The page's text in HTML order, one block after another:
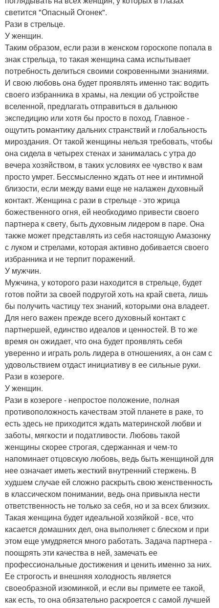
светится "Опасный Огонек".
Рази в стрельце.
У женщин.
Таким образом, если рази в женском гороскопе попала в
знак стрельца, то такая женщина сама испытывает
потребность делиться своими сокровенными знаниями.
И свою любовь она будет проявлять именно так: водить
своего избранника в храмы, на лекции об устройстве
вселенной, предлагать отправиться в дальнюю
экспедицию или хотя бы просто в поход. Главное -
ощутить романтику дальних странствий и глобальность
мироздания. От такой женщины нельзя требовать, чтобы
она сидела в четырех стенах и занималась с утра до
вечера хозяйством, в таких условиях ее чувство к вам
просто умрет. Бессмысленно ждать от нее и интимной
близости, если между вами еще не налажен духовный
контакт. Женщина с рази в стрельце - это жрица
божественного огня, ей необходимо привести своего
партнера к свету, быть духовным лидером в паре. Она
также может представлять из себя настоящую Амазонку
с луком и стрелами, которая активно добивается своего
избранника и не терпит поражений.
У мужчин.
Мужчина, у которого рази находится в стрельце, будет
готов пойти за своей подругой хоть на край света, лишь
бы получить частицу тех знаний, которыми она владеет.
Для него важен прежде всего духовный контакт с
партнершей, единство идеалов и ценностей. В то же
время он ожидает, что она будет проявлять себя
уверенно и играть роль лидера в отношениях, а он сам с
удовольствием отдаст инициативу в ее сильные руки.
Рази в козероге.
У женщин.
Рази в козероге - непростое положение, полная
противоположность качествам этой планете в раке, то
есть здесь не приходится ждать материнской любви и
заботы, мягкости и податливости. Любовь такой
женщины скорее строгая, сдержанная и чем-то
напоминает отцовскую любовь, ведь быть женщиной для
нее означает иметь жесткий внутренний стержень. В
худшем случае ей сложно раскрыть свою женственность
в классическом понимании, ведь она привыкла нести
ответственность не только за себя, но и за всех близких.
Такая женщина будет идеальной хозяйкой - все, что
касается домашних дел, она выполняет с блеском и при
этом еще умудряется много работать. Задача партнера -
поощрять эти качества в ней, замечать ее
профессиональные достижения и ценить именно за них.
Ее строгость и внешняя холодность является
своеобразной изюминкой, и если вы примете ее такой,
как есть, то она обязательно раскроется с самой лучшей